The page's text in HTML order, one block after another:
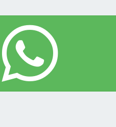
de ropa individual
ropa blanca con un recambio
se brinda unicamente acordandolo)